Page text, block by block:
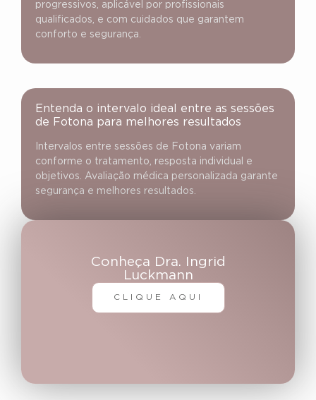
progressivos, aplicável por profissionais
qualificados, e com cuidados que garantem
conforto e segurança.
Entenda o intervalo ideal entre as sessões
de Fotona para melhores resultados
Intervalos entre sessões de Fotona variam
conforme o tratamento, resposta individual e
objetivos. Avaliação médica personalizada garante
segurança e melhores resultados.
Conheça Dra. Ingrid
Luckmann
CLIQUE AQUI